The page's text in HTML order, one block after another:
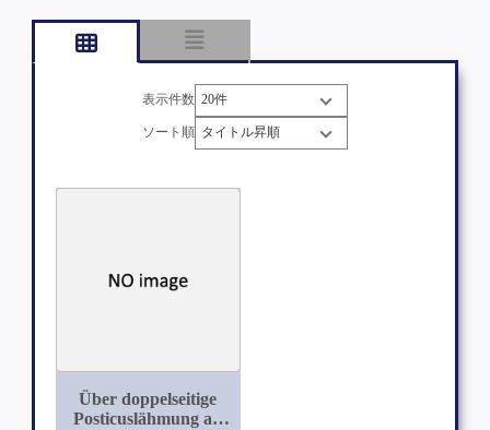
表示件数
ソート順
Über doppelseitige
Posticuslähmung als